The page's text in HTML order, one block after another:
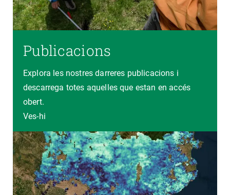
Publicacions
Explora les nostres darreres publicacions i
descarrega totes aquelles que estan en accés
obert.
Ves-hi